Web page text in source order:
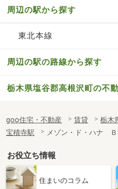
周辺の駅から探す
東北本線
周辺の駅の路線から探す
栃木県塩谷郡高根沢町の不
goo住宅・不動産 賃貸 栃木
宝積寺駅
メゾン・ド・ハナ Ｂ
お役立ち情報
住まいのコラム